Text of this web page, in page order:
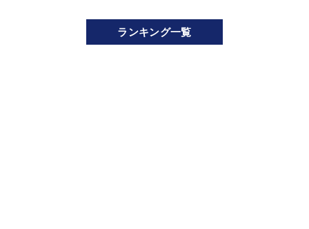
ランキング一覧